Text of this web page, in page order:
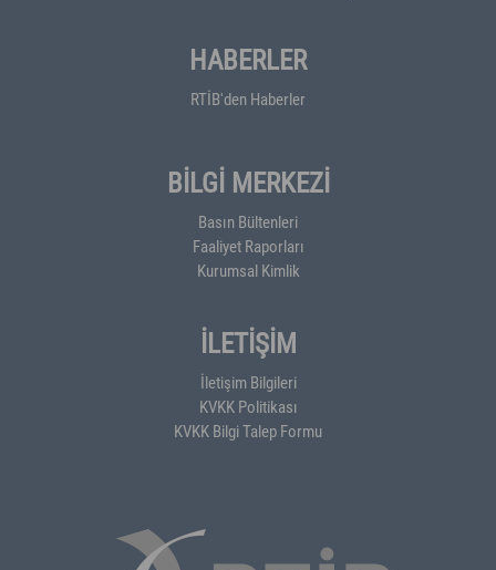
HABERLER
RTİB'den Haberler
BİLGİ MERKEZİ
Basın Bültenleri
Faaliyet Raporları
Kurumsal Kimlik
İLETİŞİM
İletişim Bilgileri
KVKK Politikası
KVKK Bilgi Talep Formu